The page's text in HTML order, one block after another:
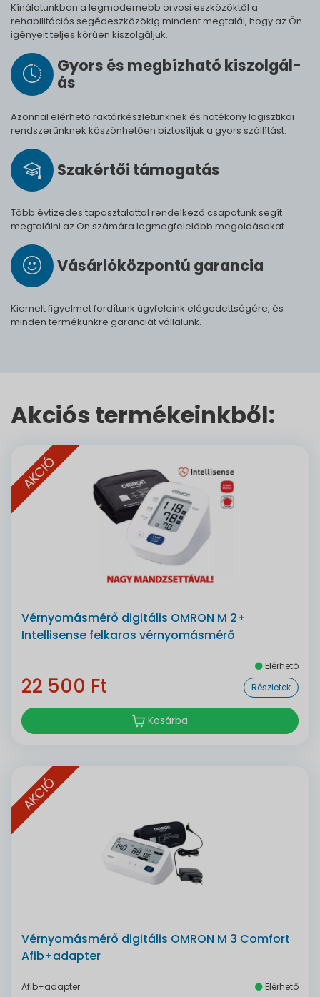
Kínálatunkban a legmodernebb orvosi eszközöktől a
rehabilitációs segédeszközökig mindent megtalál, hogy az Ön
igényeit teljes körűen kiszolgáljuk.
Gyors és meg­bíz­ha­tó ki­szol­gál­
ás
Azonnal elérhető raktárkészletünknek és hatékony logisztikai
rendszerünknek köszönhetően biztosítjuk a gyors szállítást.
Szak­értői tá­mo­ga­tás
Több évtizedes tapasztalattal rendelkező csapatunk segít
megtalálni az Ön számára legmegfelelőbb megoldásokat.
Vásárló­köz­pontú ga­ran­cia
Kiemelt figyelmet fordítunk ügyfeleink elégedettségére, és
minden termékünkre garanciát vállalunk.
Akciós termékeinkből:
AKCIÓ
Vérnyomásmérő digitális OMRON M 2+
Intellisense felkaros vérnyomásmérő
Elérhető
22 500 Ft Részletek
Kosárba
AKCIÓ
Vérnyomásmérő digitális OMRON M 3 Comfort
Afib+adapter
Afib+adapter Elérhető